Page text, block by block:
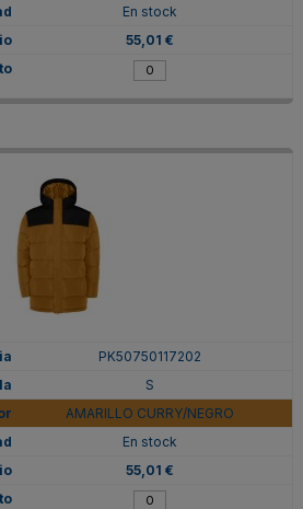
En stock
55,01 €
PK50750117202
S
AMARILLO CURRY/NEGRO
En stock
55,01 €